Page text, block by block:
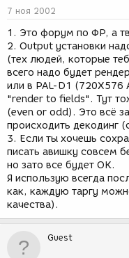
7 ноя 2002
1. Это форум по ФР, а
2. Output установки
(тех людей, которые
всего надо будет
или в PAL-D1
"render to fields". Тут
(even or odd). Это всё
происходить декодинг
3. Если ты хочешь
писать авишку совсем
но зато все будет ОК.
Я использую всегда
как, каждую таргу
качества).
Guest